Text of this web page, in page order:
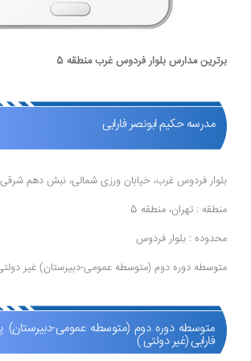
برترین مدارس بلوار فردوس غرب منطقه 5
مدرسه حکیم ابونصر فارابی
بلوار فردوس غرب، خیابان ورزی شمالی، نبش دهم
منطقه : تهران، منطقه 5
محدوده : بلوار فردوس
متوسطه دوره دوم (متوسطه عمومی-دبیرستان) غیر
متوسطه دوره دوم (متوسطه عمومی-دبیرستان)
فارابی (غیر دولتی )